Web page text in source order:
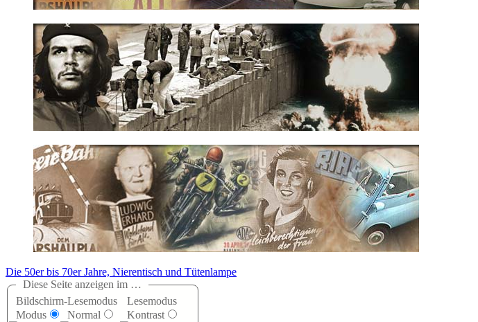
Die 50er bis 70er Jahre, Nierentisch und Tütenlampe
Diese Seite anzeigen im …
Bildschirm-
Modus
Lesemodus
Normal
Lesemodus
Kontrast